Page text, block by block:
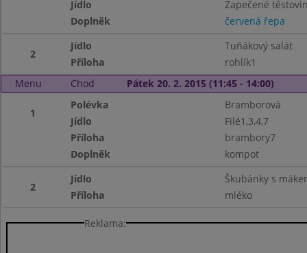
Jídlo
Zapečené
Doplněk
červená řepa
2
Jídlo
Tuňákový salát
Příloha
rohlík1
Menu
Chod Pátek 20. 2. 2015 (11:45 - 14:00)
1
Polévka
Bramborová
Jídlo
Filé1,3,4,7
Příloha
brambory7
Doplněk
kompot
2
Jídlo
Škubánky s
Příloha
mléko
Reklama: